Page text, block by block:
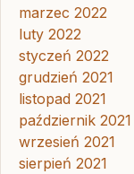
marzec 2022
luty 2022
styczeń 2022
grudzień 2021
listopad 2021
październik 2021
wrzesień 2021
sierpień 2021